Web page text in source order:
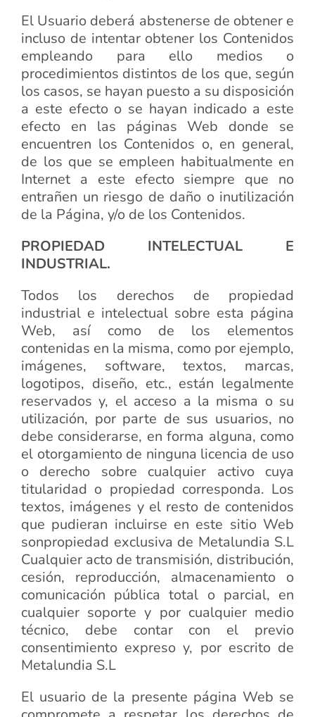
El Usuario deberá abstenerse de obtener e
incluso de intentar obtener los Contenidos
empleando para ello medios o
procedimientos distintos de los que, según
los casos, se hayan puesto a su disposición
a este efecto o se hayan indicado a este
efecto en las páginas Web donde se
encuentren los Contenidos o, en general,
de los que se empleen habitualmente en
Internet a este efecto siempre que no
entrañen un riesgo de daño o inutilización
de la Página, y/o de los Contenidos.
PROPIEDAD INTELECTUAL E
INDUSTRIAL.
Todos los derechos de propiedad
industrial e intelectual sobre esta página
Web, así como de los elementos
contenidas en la misma, como por ejemplo,
imágenes, software, textos, marcas,
logotipos, diseño, etc., están legalmente
reservados y, el acceso a la misma o su
utilización, por parte de sus usuarios, no
debe considerarse, en forma alguna, como
el otorgamiento de ninguna licencia de uso
o derecho sobre cualquier activo cuya
titularidad o propiedad corresponda. Los
textos, imágenes y el resto de contenidos
que pudieran incluirse en este sitio Web
sonpropiedad exclusiva de Metalundia S.L
Cualquier acto de transmisión, distribución,
cesión, reproducción, almacenamiento o
comunicación pública total o parcial, en
cualquier soporte y por cualquier medio
técnico, debe contar con el previo
consentimiento expreso y, por escrito de
Metalundia S.L
El usuario de la presente página Web se